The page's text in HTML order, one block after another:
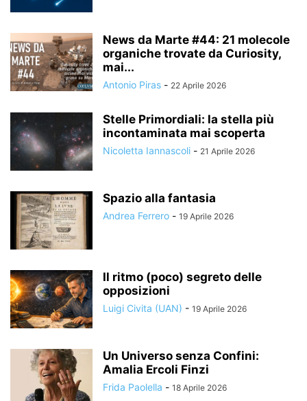
News da Marte #44: 21 molecole
organiche trovate da Curiosity,
mai...
Antonio Piras - 22 Aprile 2026
Stelle Primordiali: la stella più
incontaminata mai scoperta
Nicoletta Iannascoli - 21 Aprile 2026
Spazio alla fantasia
Andrea Ferrero - 19 Aprile 2026
Il ritmo (poco) segreto delle
opposizioni
Luigi Civita (UAN) - 19 Aprile 2026
Un Universo senza Confini:
Amalia Ercoli Finzi
Frida Paolella - 18 Aprile 2026